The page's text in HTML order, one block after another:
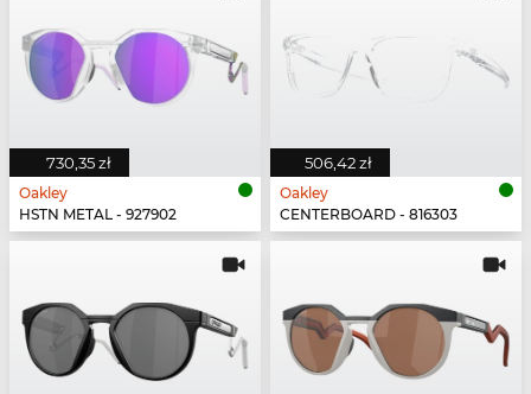
730,35 zł
Oakley
HSTN METAL - 927902
506,42 zł
Oakley
CENTERBOARD - 816303